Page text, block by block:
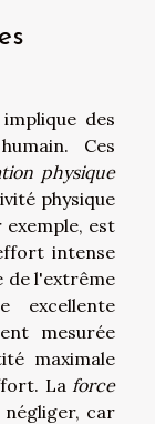
des
Ces
physique
physique
exemple, est
intense
de l'extrême
excellente
mesurée
maximale
La force
car